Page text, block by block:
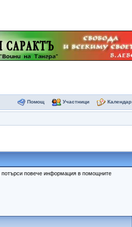
Помощ Участници Календар
повече информация в помощните